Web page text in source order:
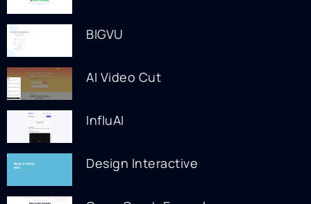
BIGVU
AI Video Cut
InfluAI
Design Interactive